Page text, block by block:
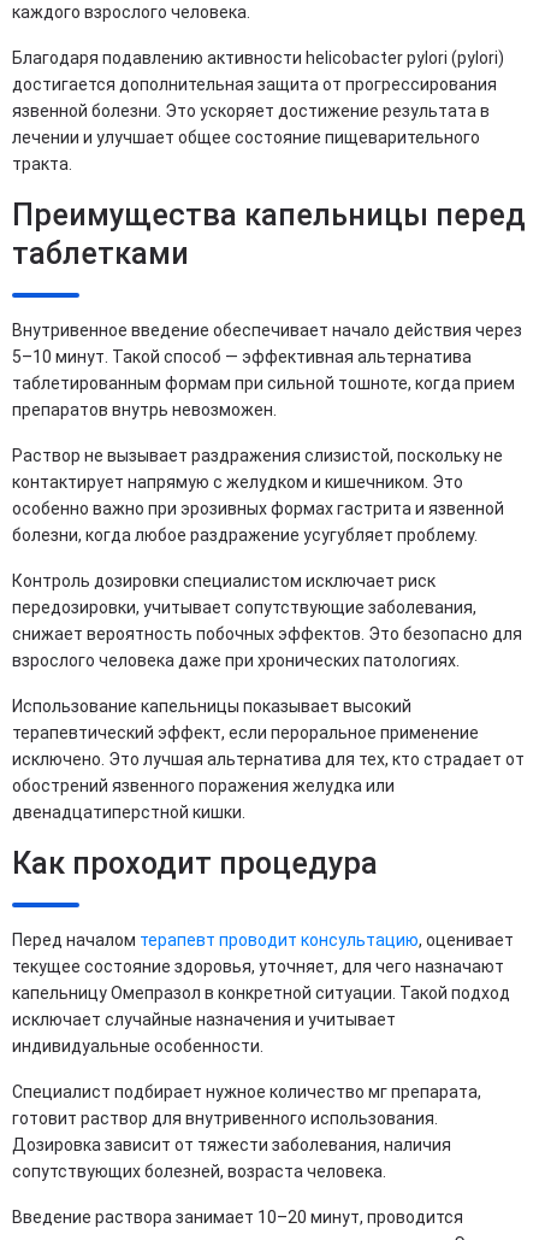
каждого взрослого человека.
Благодаря подавлению активности helicobacter pylori (pylori)
достигается дополнительная защита от прогрессирования
язвенной болезни. Это ускоряет достижение результата в
лечении и улучшает общее состояние пищеварительного
тракта.
Преимущества капельницы перед
таблетками
Внутривенное введение обеспечивает начало действия через
5–10 минут. Такой способ — эффективная альтернатива
таблетированным формам при сильной тошноте, когда прием
препаратов внутрь невозможен.
Раствор не вызывает раздражения слизистой, поскольку не
контактирует напрямую с желудком и кишечником. Это
особенно важно при эрозивных формах гастрита и язвенной
болезни, когда любое раздражение усугубляет проблему.
Контроль дозировки специалистом исключает риск
передозировки, учитывает сопутствующие заболевания,
снижает вероятность побочных эффектов. Это безопасно для
взрослого человека даже при хронических патологиях.
Использование капельницы показывает высокий
терапевтический эффект, если пероральное применение
исключено. Это лучшая альтернатива для тех, кто страдает от
обострений язвенного поражения желудка или
двенадцатиперстной кишки.
Как проходит процедура
Перед началом терапевт проводит консультацию, оценивает
текущее состояние здоровья, уточняет, для чего назначают
капельницу Омепразол в конкретной ситуации. Такой подход
исключает случайные назначения и учитывает
индивидуальные особенности.
Специалист подбирает нужное количество мг препарата,
готовит раствор для внутривенного использования.
Дозировка зависит от тяжести заболевания, наличия
сопутствующих болезней, возраста человека.
Введение раствора занимает 10–20 минут, проводится